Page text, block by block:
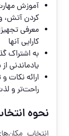
آموزش
کردن آتش،
معرفی
کارایی آنها
به اشتراک
یادماندنی
ارائه نکات
راحت‌تر و
نحوه